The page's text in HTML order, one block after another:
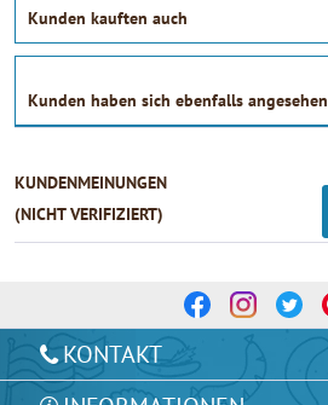
Kunden kauften auch
Kunden haben sich ebenfalls angesehen
KUNDENMEINUNGEN
(NICHT VERIFIZIERT)
KONTAKT